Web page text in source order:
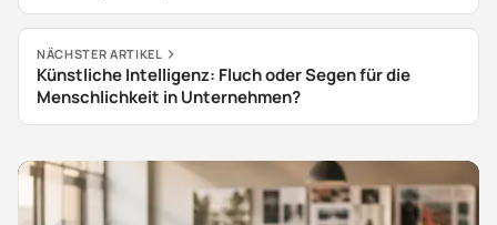
NÄCHSTER ARTIKEL
Künstliche Intelligenz: Fluch oder Segen für die
Menschlichkeit in Unternehmen?